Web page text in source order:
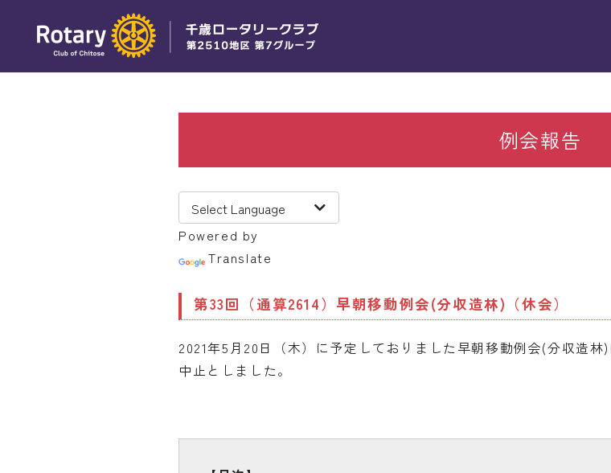
例会報告
Powered by
Translate
第33回（通算2614）早朝移動例会(分収造林)（休会）
2021年5月20日（木）に予定しておりました早朝移動例会(分収造
中止としました。